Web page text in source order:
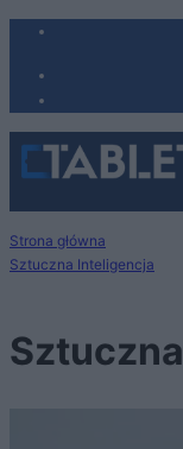
Strona główna
Sztuczna Inteligencja